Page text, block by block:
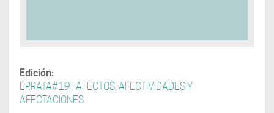
Edición:
ERRATA#19 | AFECTOS, AFECTIVIDADES Y
AFECTACIONES